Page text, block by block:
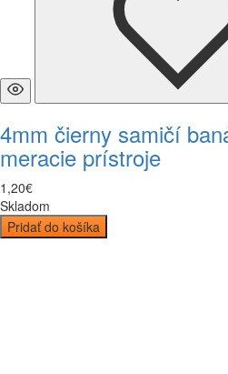
4mm čierny samičí
meracie prístroje
1 ,20€
Skladom
Pridať do košíka